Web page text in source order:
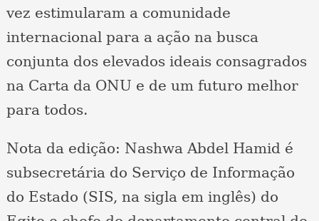
vez estimularam a comunidade
internacional para a ação na busca
conjunta dos elevados ideais consagrados
na Carta da ONU e de um futuro melhor
para todos.
Nota da edição: Nashwa Abdel Hamid é
subsecretária do Serviço de Informação
do Estado (SIS, na sigla em inglês) do